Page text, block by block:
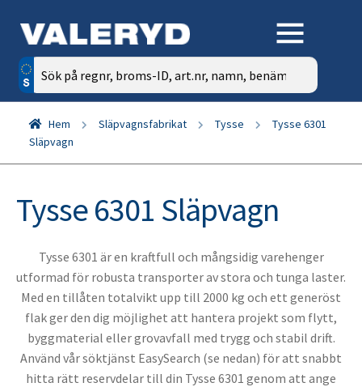
Sök
efter:
Hem Släpvagnsfabrikat Tysse
Tysse 6301
Släpvagn
Tysse 6301 Släpvagn
Tysse 6301 är en kraftfull och mångsidig varehenger
utformad för robusta transporter av stora och tunga laster.
Med en tillåten totalvikt upp till 2000 kg och ett generöst
flak ger den dig möjlighet att hantera projekt som flytt,
byggmaterial eller grovavfall med trygg och stabil drift.
Använd vår söktjänst EasySearch (se nedan) för att snabbt
hitta rätt reservdelar till din Tysse 6301 genom att ange